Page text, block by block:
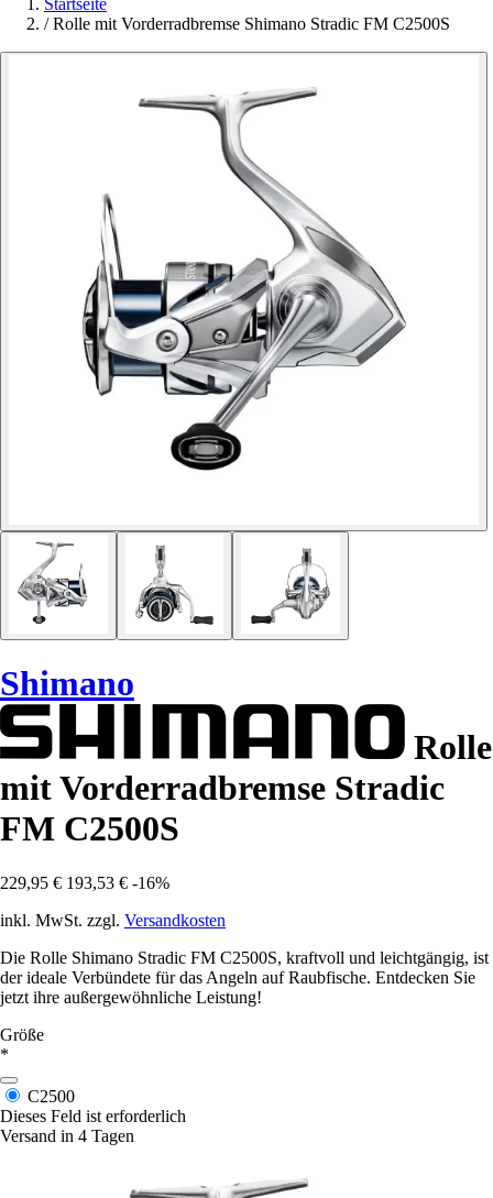
Startseite
/ Rolle mit Vorderradbremse Shimano Stradic FM C2500S
Shimano
Rolle
mit Vorderradbremse Stradic
FM C2500S
229,95 € 193,53 € -16%
inkl. MwSt. zzgl. Versandkosten
Die Rolle Shimano Stradic FM C2500S, kraftvoll und leichtgängig, ist
der ideale Verbündete für das Angeln auf Raubfische. Entdecken Sie
jetzt ihre außergewöhnliche Leistung!
Größe
*
C2500
Dieses Feld ist erforderlich
Versand in 4 Tagen